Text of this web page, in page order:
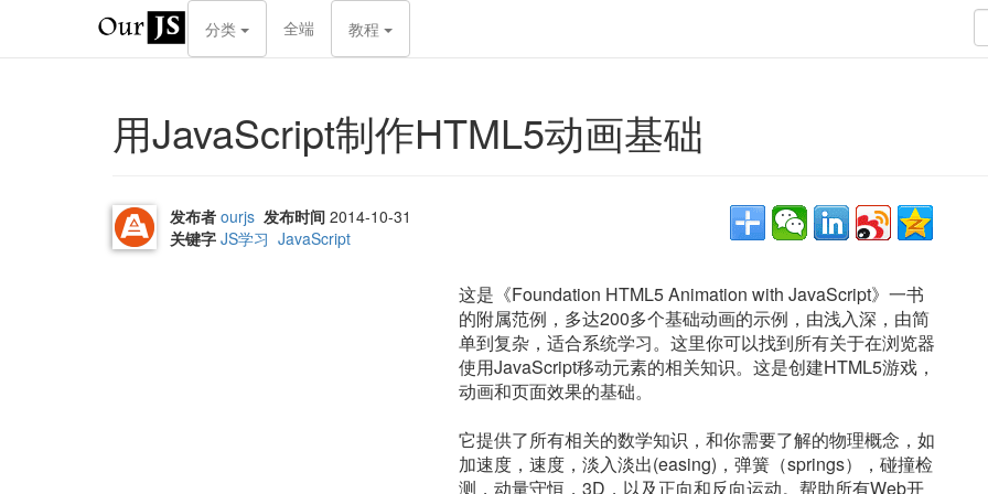
分类 全端 教程
用JavaScript制作HTML5动画基础
发布者 ourjs 发布时间 2014-10-31
关键字 JS学习 JavaScript
这是《Foundation HTML5 Animation with JavaScript》一书
的附属范例，多达200多个基础动画的示例，由浅入深，由简
单到复杂，适合系统学习。这里你可以找到所有关于在浏览器
使用JavaScript移动元素的相关知识。这是创建HTML5游戏，
动画和页面效果的基础。
它提供了所有相关的数学知识，和你需要了解的物理概念，如
加速度，速度，淡入淡出(easing)，弹簧（springs），碰撞检
测，动量守恒，3D，以及正向和反向运动。帮助所有Web开